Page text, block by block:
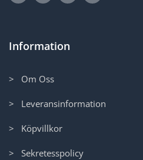
Information
> Om Oss
> Leveransinformation
> Köpvillkor
> Sekretesspolicy